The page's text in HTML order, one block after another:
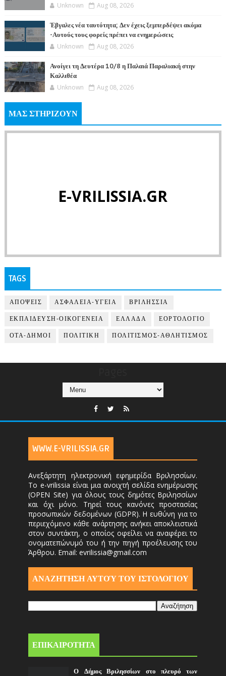
Unknown Aug 08, 2026
Έβγαλες νέα ταυτότητα; Δεν έχεις ξεμπερδέψει ακόμα
-Αυτούς τους φορείς πρέπει να ενημερώσεις
Unknown Aug 08, 2026
Ανοίγει τη Δευτέρα 10/8 η Παλαιά Παραλιακή στην
Καλλιθέα
Unknown Aug 08, 2026
ΜΑΣ ΣΤΗΡΙΖΟΥΝ
E-VRILISSIA.GR
TAGS
ΑΠΟΨΕΙΣ ΑΣΦΑΛΕΙΑ-ΥΓΕΙΑ ΒΡΙΛΗΣΣΙΑ
ΕΚΠΑΙΔΕΥΣΗ-ΟΙΚΟΓΕΝΕΙΑ ΕΛΛΑΔΑ ΕΟΡΤΟΛΟΓΙΟ
ΟΤΑ-ΔΗΜΟΙ ΠΟΛΙΤΙΚΗ ΠΟΛΙΤΙΣΜΟΣ-ΑΘΛΗΤΙΣΜΟΣ
WWW.E-VRILISSIA.GR
Ανεξάρτητη ηλεκτρονική εφημερίδα Βριλησσίων.
Το e-vrilissia είναι μια ανοιχτή σελίδα ενημέρωσης
(OPEN Site) για όλους τους δημότες Βριλησσίων
και όχι μόνο. Τηρεί τους κανόνες προστασίας
προσωπικών δεδομένων (GDPR). Η ευθύνη για το
περιεχόμενο κάθε ανάρτησης ανήκει αποκλειστικά
στον συντάκτη, ο οποίος οφείλει να αναφέρει το
ονοματεπώνυμό του ή την πηγή προέλευσης του
Άρθρου. Email: evrilissia@gmail.com
ΑΝΑΖΗΤΗΣΗ ΑΥΤΟΎ ΤΟΥ ΙΣΤΟΛΟΓΙΟΥ
ΕΠΙΚΑΙΡΟΤΗΤΑ
Ο Δήμος Βριλησσίων στο πλευρό των